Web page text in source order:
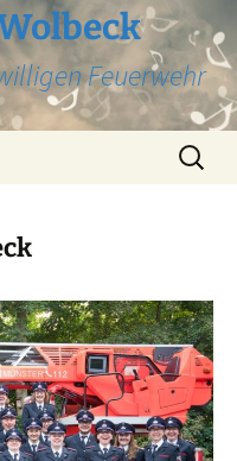
Feuerwehr
Suchen
nach: